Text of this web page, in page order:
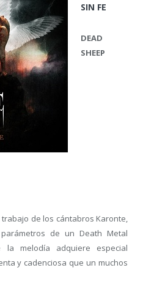
SIN FE
DEAD
SHEEP
de los cántabros Karonte,
de un Death Metal
la melodía adquiere especial
y cadenciosa que un muchos